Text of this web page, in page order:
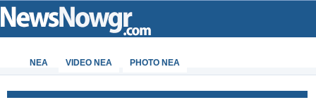
ΝΕΑ VIDEO NEA PHOTO NEA